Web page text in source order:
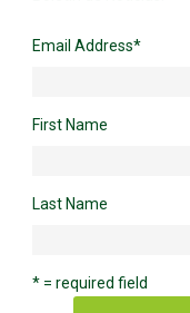
Email Address*
First Name
Last Name
* = required field